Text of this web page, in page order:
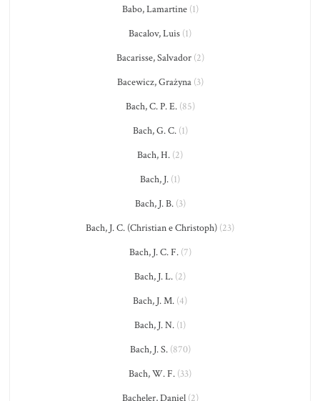
Babo, Lamartine(1)
Bacalov, Luis (1)
Bacarisse, Salvador(2)
Bacewicz, Grażyna(3)
Bach, C. P. E.(85)
Bach, G. C.(1)
Bach, H. (2)
Bach, J. (1)
Bach, J. B.(3)
Bach, J. C. (Christian e Christoph) (23)
Bach, J. C. F.(7)
Bach, J. L. (2)
Bach, J. M. (4)
Bach, J. N. (1)
Bach, J. S.(870)
Bach, W. F. (33)
Bacheler, Daniel(2)